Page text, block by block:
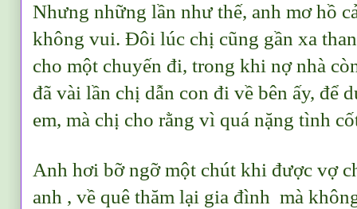
Nhưng những lần như thế, anh mơ hồ
không vui. Đôi lúc chị cũng gần xa
cho một chuyến đi, trong khi nợ nhà
đã vài lần chị dẫn con đi về bên ấy, để
em, mà chị cho rằng vì quá nặng tình
Anh hơi bỡ ngỡ một chút khi được vợ
anh , về quê thăm lại gia đình mà